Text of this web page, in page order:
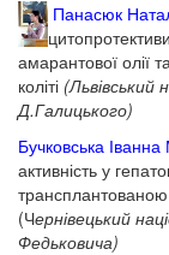
Панасюк
амарантової олії
коліті (Львівський
Д.Галицького)
Бучковська
активність у
(Чернівецький
Федьковича)